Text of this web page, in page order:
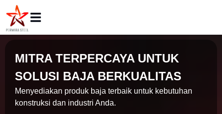
MITRA TERPERCAYA UNTUK
SOLUSI BAJA BERKUALITAS
Menyediakan produk baja terbaik untuk kebutuhan
konstruksi dan industri Anda.